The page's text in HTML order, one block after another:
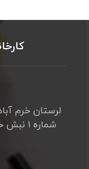
شماره ۱ نبش خیابان افتخار ۳ سپهران مهان سپهر